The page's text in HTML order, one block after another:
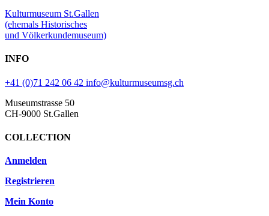
Kulturmuseum St.Gallen
(ehemals Historisches
und Völkerkundemuseum)
INFO
+41 (0)71 242 06 42 info@kulturmuseumsg.ch
Museumstrasse 50
CH-9000 St.Gallen
COLLECTION
Anmelden
Registrieren
Mein Konto